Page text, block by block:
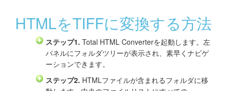
HTMLをTIFFに変換する方法
ステップ1. Total HTML Converterを起動します。左
パネルにフォルダツリーが表示され、素早くナビゲ
ーションできます。
ステップ2. HTMLファイルが含まれるフォルダに移